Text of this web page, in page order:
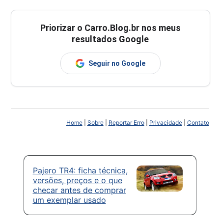
Priorizar o Carro.Blog.br nos meus
resultados Google
Seguir no Google
Home| Sobre| Reportar Erro| Privacidade| Contato
Pajero TR4: ficha técnica,
versões, preços e o que
checar antes de comprar
um exemplar usado